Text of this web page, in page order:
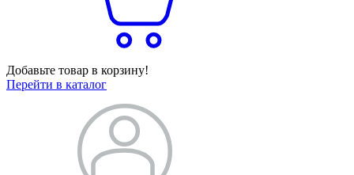
Добавьте товар в корзину!
Перейти в каталог